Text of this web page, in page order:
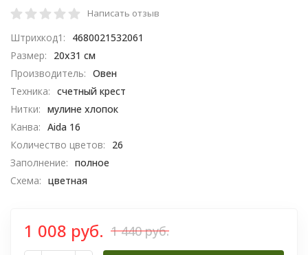
Написать отзыв
Штрихкод1:
4680021532061
Размер:
20х31 см
Производитель: Овен
Техника: счетный крест
Нитки: мулине хлопок
Канва: Aida 16
Количество цветов:
26
Заполнение: полное
Схема: цветная
1 008 руб. 1 440 руб.